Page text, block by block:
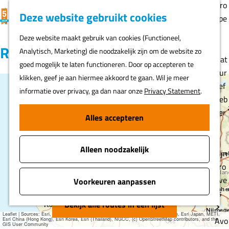
Deze website gebruikt cookies
Deze website maakt gebruik van cookies (Functioneel,
Analytisch, Marketing) die noodzakelijk zijn om de website zo
goed mogelijk te laten functioneren. Door op accepteren te
klikken, geef je aan hiermee akkoord te gaan. Wil je meer
informatie over privacy, ga dan naar onzePrivacy Statement.
Alles accepteren
Alleen noodzakelijk
Voorkeuren aanpassen
a
n
a
g
F
v
o
r
i
e
t
e
n
K
a
r
t
Z
e
k
e
n
MENU
Gro
epe
Nat
uur
lief
heb
ber
Fijn
pro
eve
rs
Avo
Routes
a
n
s
S
8
5
+
Leaflet|Sources: Esri, HERE, Garmin, USGS, Intermap, INCREMENT P, NRCan, Esri Japan, METI,
Esri China (Hong Kong), Esri Korea, Esri (Thailand), NGCC, (c) OpenStreetMap contributors, and the
GIS User Community
Bekijk alle routes in een lijst